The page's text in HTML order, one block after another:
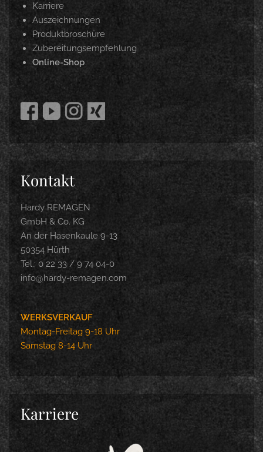
Karriere
Auszeichnungen
Produktbroschüre
Zubereitungsempfehlung
Online-Shop
Kontakt
Hardy REMAGEN
GmbH & Co. KG
An der Hasenkaule 9-13
50354 Hürth
Tel.: 0 22 33 / 9 74 04-0
info@hardy-remagen.com
WERKSVERKAUF
Montag-Freitag 9-18 Uhr
Samstag 8-14 Uhr
Karriere